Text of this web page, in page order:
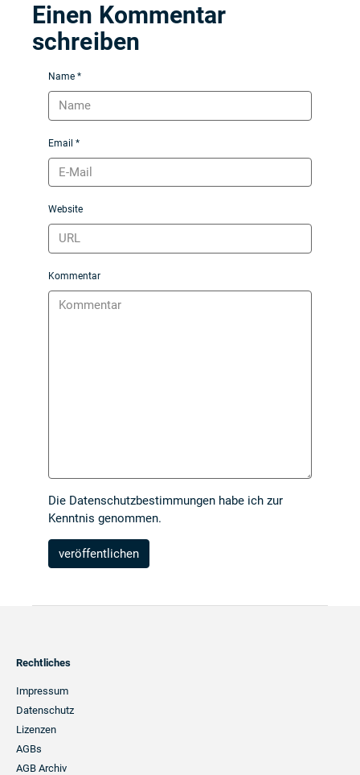
Einen Kommentar
schreiben
Name *
Email *
Website
Kommentar
Die Datenschutzbestimmungen habe ich zur
Kenntnis genommen.
Footer
Navigation
Rechtliches
Impressum
Datenschutz
Lizenzen
AGBs
AGB Archiv